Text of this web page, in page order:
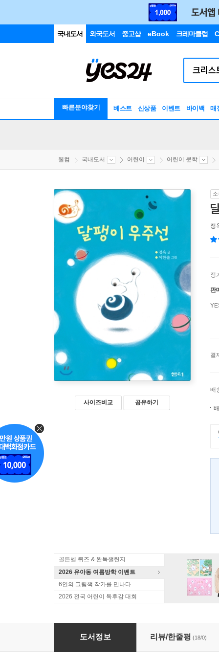
국내도서 외국도서 중고샵 eBook 크레마클럽
빠른분야찾기 베스트 신상품 이벤트 바이백 매
웰컴 국내도서 어린이 어린이 문학
사이즈비교 공유하기
정
정
판
결
배
골든벨 퀴즈 & 완독챌린지
2026 유아동 여름방학 이벤트
6인의 그림책 작가를 만나다
2026 전국 어린이 독후감 대회
달팽이 우주선
도서정보 리뷰/한줄평 (18/0)